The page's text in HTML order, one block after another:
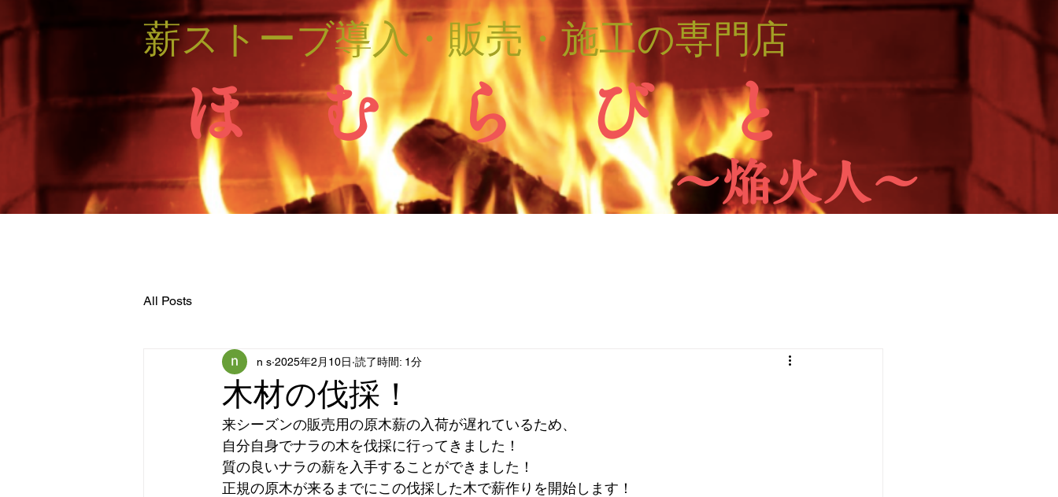
薪ストーブ導入・販売・施工の専門店
ほ む ら び と
～焔火人～
All Posts
木材の伐採！
n s 2025年2月10日 読了時間: 1分
来シーズンの販売用の原木薪の入荷が遅れているため、
自分自身でナラの木を伐採に行ってきました！
質の良いナラの薪を入手することができました！
正規の原木が来るまでにこの伐採した木で薪作りを開始します！